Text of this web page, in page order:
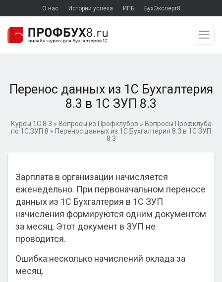
О нас Истории успеха ИПБ БухЭксперт8
Перенос данных из 1С Бухгалтерия
8.3 в 1С ЗУП 8.3
Курсы 1С 8.3 » Вопросы из Профклубов » Вопросы Профклуба
по 1С:ЗУП 8 » Перенос данных из 1С Бухгалтерия 8.3 в 1С ЗУП
8.3
Зарплата в организации начисляется
еженедельно. При первоначальном переносе
данных из 1С Бухгалтерия в 1С ЗУП
начисления формируются одним документом
за месяц. Этот документ в ЗУП не
проводится.
Ошибка:несколько начислений оклада за
месяц.